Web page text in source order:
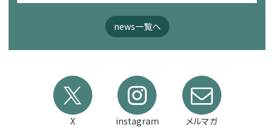
news一覧へ
X instagram メルマガ